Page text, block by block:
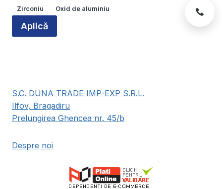
Material
Zirconiu Oxid de aluminiu
Aplică
S.C. DUNA TRADE IMP-EXP S.R.L.
Ilfov, Bragadiru
Prelungirea Ghencea nr. 45/b
Despre noi